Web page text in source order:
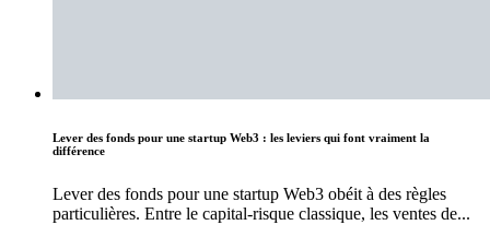
Lever des fonds pour une startup Web3 : les leviers qui font vraiment la
différence
Lever des fonds pour une startup Web3 obéit à des règles
particulières. Entre le capital-risque classique, les ventes de...